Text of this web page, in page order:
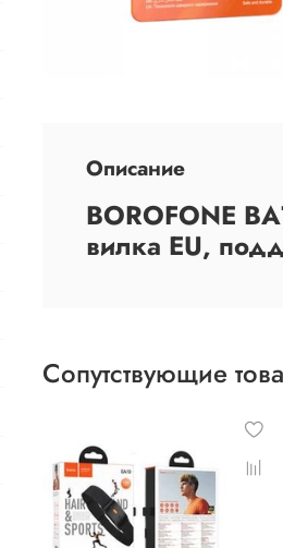
Описание
BOROFONE
вилка EU,
Сопутствующие